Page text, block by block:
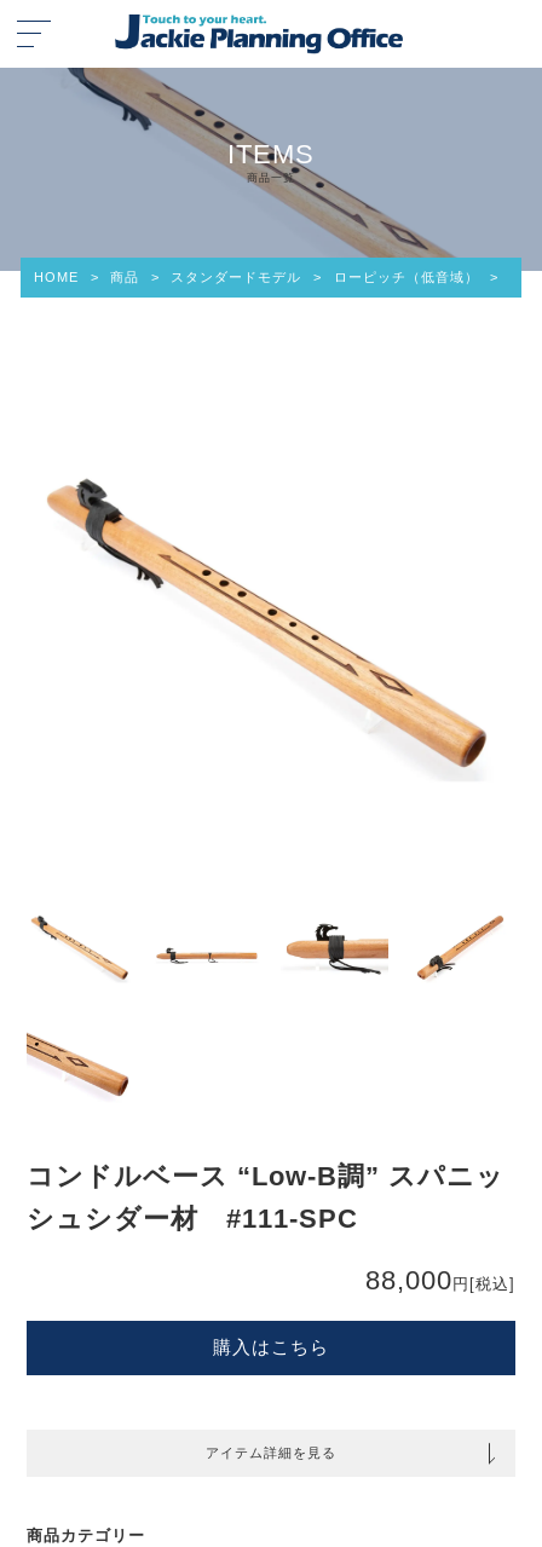
ITEMS
商品一覧
HOME > 商品 > スタンダードモデル > ローピッチ（低音域） >
コンドルベース “Low-B調” スパニッ
シュシダー材 #111-SPC
88,000 円 [税込]
購入はこちら
アイテム詳細を見る
商品カテゴリー